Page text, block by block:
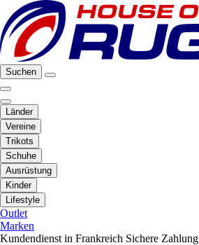
Suchen
Länder
Vereine
Trikots
Schuhe
Ausrüstung
Kinder
Lifestyle
Outlet
Marken
Kundendienst in Frankreich Sichere Zahlung